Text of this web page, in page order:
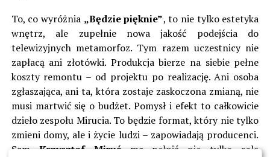
To, co wyróżnia „Będzie pięknie”, to nie tylko estetyka
wnętrz, ale zupełnie nowa jakość podejścia do
telewizyjnych metamorfoz. Tym razem uczestnicy nie
zapłacą ani złotówki. Produkcja bierze na siebie pełne
koszty remontu – od projektu po realizację. Ani osoba
zgłaszająca, ani ta, która zostaje zaskoczona zmianą, nie
musi martwić się o budżet. Pomysł i efekt to całkowicie
dzieło zespołu Mirucia. To będzie format, który nie tylko
zmieni domy, ale i życie ludzi – zapowiadają producenci.
SamKrzysztof Mirućma pełnić nie tylko rolę